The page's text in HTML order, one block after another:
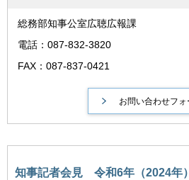
総務部知事公室広聴広報課
電話：087-832-3820
FAX：087-837-0421
知事記者会見 令和6年（2024年）